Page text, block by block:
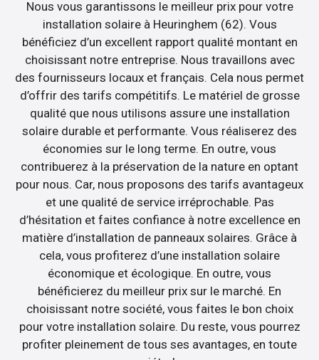
Nous vous garantissons le meilleur prix pour votre
installation solaire à Heuringhem (62). Vous
bénéficiez d’un excellent rapport qualité montant en
choisissant notre entreprise. Nous travaillons avec
des fournisseurs locaux et français. Cela nous permet
d’offrir des tarifs compétitifs. Le matériel de grosse
qualité que nous utilisons assure une installation
solaire durable et performante. Vous réaliserez des
économies sur le long terme. En outre, vous
contribuerez à la préservation de la nature en optant
pour nous. Car, nous proposons des tarifs avantageux
et une qualité de service irréprochable. Pas
d’hésitation et faites confiance à notre excellence en
matière d’installation de panneaux solaires. Grâce à
cela, vous profiterez d’une installation solaire
économique et écologique. En outre, vous
bénéficierez du meilleur prix sur le marché. En
choisissant notre société, vous faites le bon choix
pour votre installation solaire. Du reste, vous pourrez
profiter pleinement de tous ses avantages, en toute